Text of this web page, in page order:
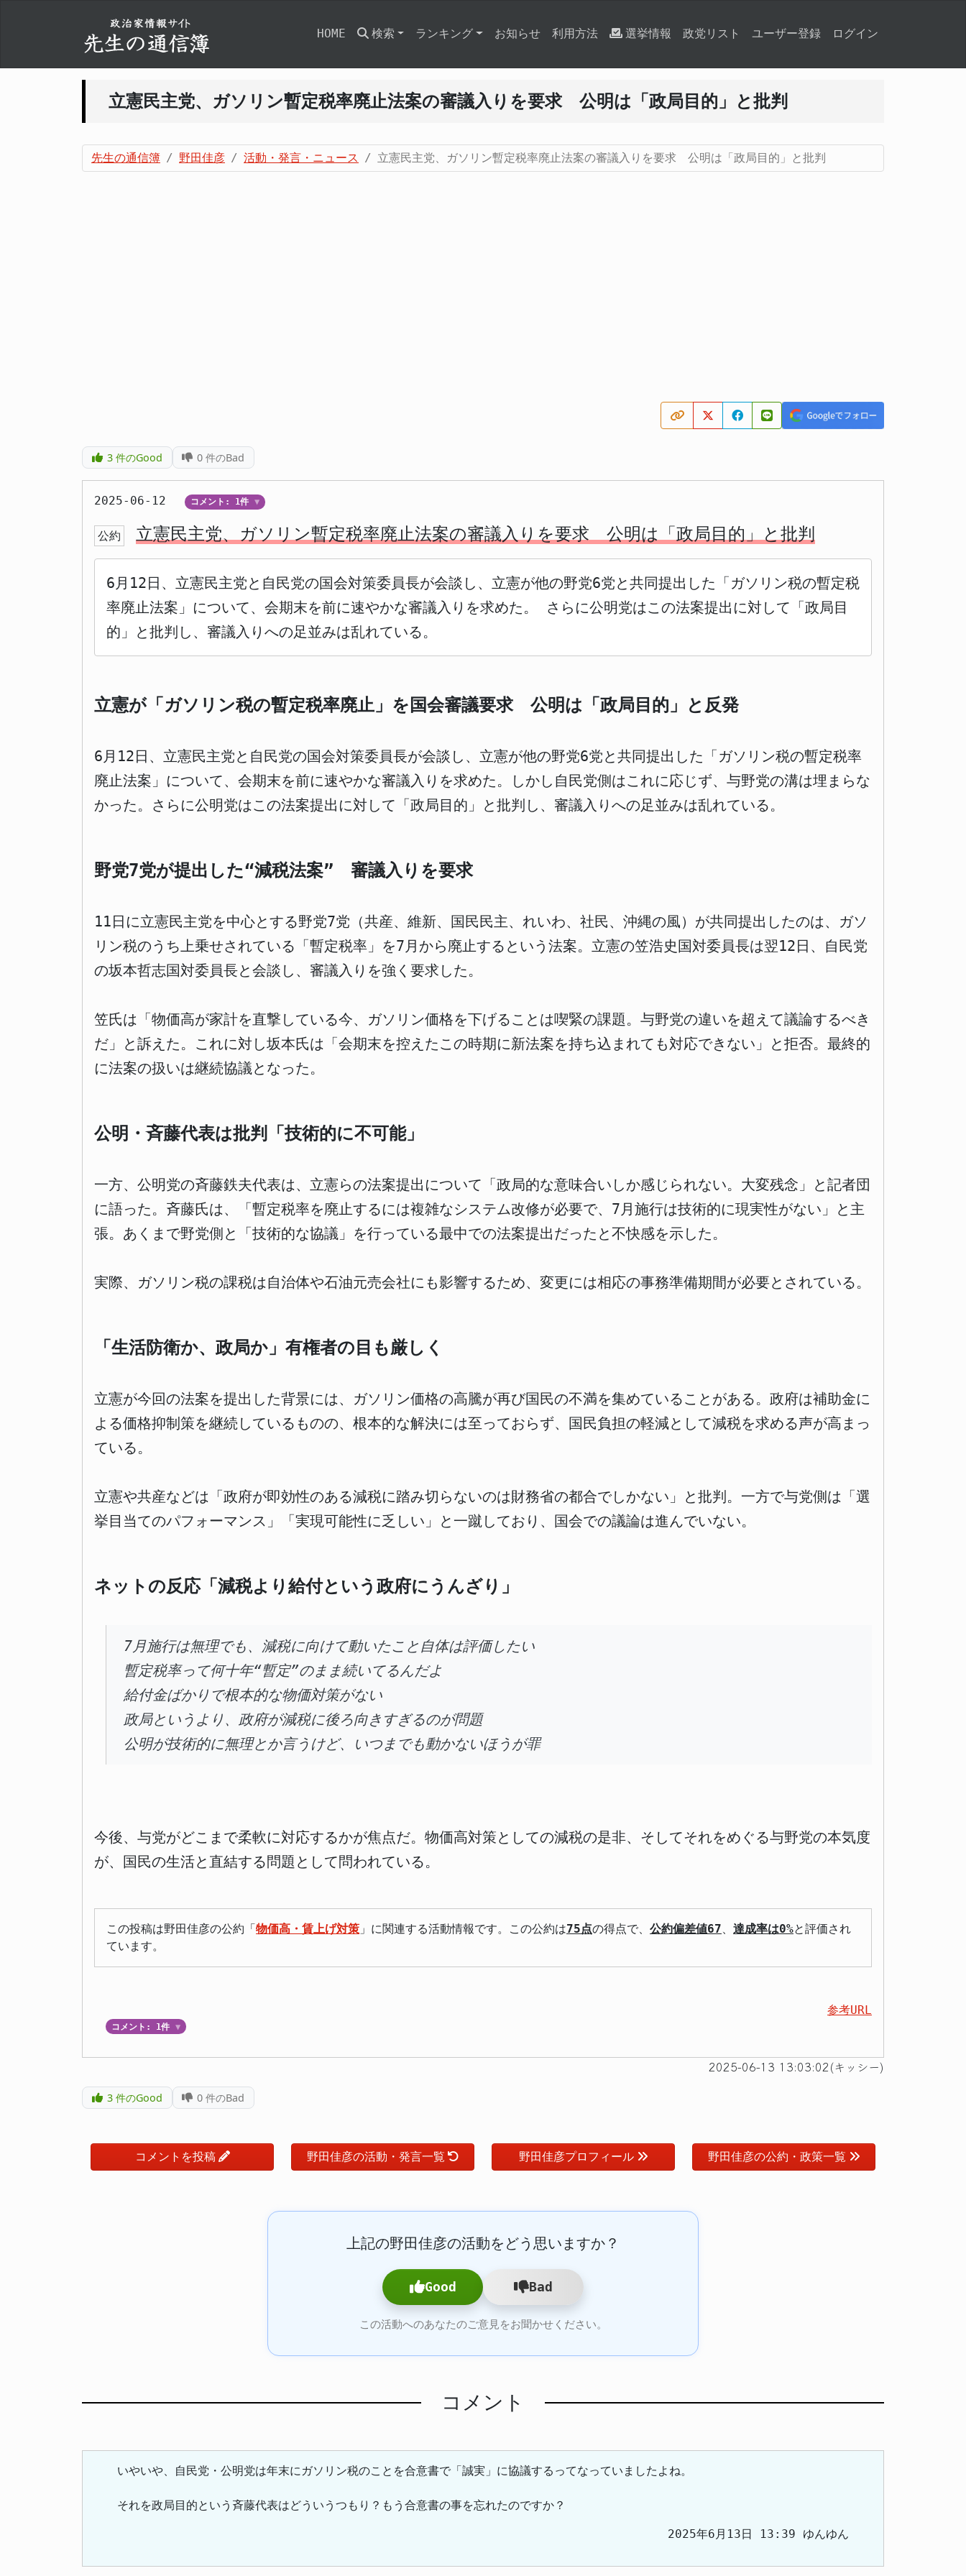
HOME 検索 ランキング お知らせ 利用方法 選挙情報 政党リスト ユーザー登録 ログイン
立憲民主党、ガソリン暫定税率廃止法案の審議入りを要求 公明は「政局目的」と批判
先生の通信簿 野田佳彦 活動・発言・ニュース 立憲民主党、ガソリン暫定税率廃止法案の審議入りを要求 公明は「政局目的」と批判
3件のGood 0 件のBad
2025-06-12 コメント: 1件 ▼
公約 立憲民主党、ガソリン暫定税率廃止法案の審議入りを要求 公明は「政局目的」と批判
6月12日、立憲民主党と自民党の国会対策委員長が会談し、立憲が他の野党6党と共同提出した「ガソリン税の暫定税
率廃止法案」について、会期末を前に速やかな審議入りを求めた。 さらに公明党はこの法案提出に対して「政局目
的」と批判し、審議入りへの足並みは乱れている。
立憲が「ガソリン税の暫定税率廃止」を国会審議要求 公明は「政局目的」と反発
6月12日、立憲民主党と自民党の国会対策委員長が会談し、立憲が他の野党6党と共同提出した「ガソリン税の暫定税率
廃止法案」について、会期末を前に速やかな審議入りを求めた。しかし自民党側はこれに応じず、与野党の溝は埋まらな
かった。さらに公明党はこの法案提出に対して「政局目的」と批判し、審議入りへの足並みは乱れている。
野党7党が提出した“減税法案” 審議入りを要求
11日に立憲民主党を中心とする野党7党（共産、維新、国民民主、れいわ、社民、沖縄の風）が共同提出したのは、ガソ
リン税のうち上乗せされている「暫定税率」を7月から廃止するという法案。立憲の笠浩史国対委員長は翌12日、自民党
の坂本哲志国対委員長と会談し、審議入りを強く要求した。
笠氏は「物価高が家計を直撃している今、ガソリン価格を下げることは喫緊の課題。与野党の違いを超えて議論するべき
だ」と訴えた。これに対し坂本氏は「会期末を控えたこの時期に新法案を持ち込まれても対応できない」と拒否。最終的
に法案の扱いは継続協議となった。
公明・斉藤代表は批判「技術的に不可能」
一方、公明党の斉藤鉄夫代表は、立憲らの法案提出について「政局的な意味合いしか感じられない。大変残念」と記者団
に語った。斉藤氏は、「暫定税率を廃止するには複雑なシステム改修が必要で、7月施行は技術的に現実性がない」と主
張。あくまで野党側と「技術的な協議」を行っている最中での法案提出だったと不快感を示した。
実際、ガソリン税の課税は自治体や石油元売会社にも影響するため、変更には相応の事務準備期間が必要とされている。
「生活防衛か、政局か」有権者の目も厳しく
立憲が今回の法案を提出した背景には、ガソリン価格の高騰が再び国民の不満を集めていることがある。政府は補助金に
よる価格抑制策を継続しているものの、根本的な解決には至っておらず、国民負担の軽減として減税を求める声が高まっ
ている。
立憲や共産などは「政府が即効性のある減税に踏み切らないのは財務省の都合でしかない」と批判。一方で与党側は「選
挙目当てのパフォーマンス」「実現可能性に乏しい」と一蹴しており、国会での議論は進んでいない。
ネットの反応「減税より給付という政府にうんざり」
7月施行は無理でも、減税に向けて動いたこと自体は評価したい
暫定税率って何十年“暫定”のまま続いてるんだよ
給付金ばかりで根本的な物価対策がない
政局というより、政府が減税に後ろ向きすぎるのが問題
公明が技術的に無理とか言うけど、いつまでも動かないほうが罪
今後、与党がどこまで柔軟に対応するかが焦点だ。物価高対策としての減税の是非、そしてそれをめぐる与野党の本気度
が、国民の生活と直結する問題として問われている。
この投稿は野田佳彦の公約「 物価高・賃上げ対策 」に関連する活動情報です。この公約は75点の得点で、 公約偏差値67、 達成率は0%と評価され
ています。
参考URL
コメント: 1件 ▼
2025-06-13 13:03:02(キッシー)
3件のGood 0 件のBad
コメントを投稿 野田佳彦の活動・発言一覧 野田佳彦プロフィール 野田佳彦の公約・政策一覧
上記の野田佳彦の活動をどう思いますか？
Good Bad
この活動へのあなたのご意見をお聞かせください。
コメント
いやいや、自民党・公明党は年末にガソリン税のことを合意書で「誠実」に協議するってなっていましたよね。
それを政局目的という斉藤代表はどういうつもり？もう合意書の事を忘れたのですか？
2025年6月13日 13:39 ゆんゆん